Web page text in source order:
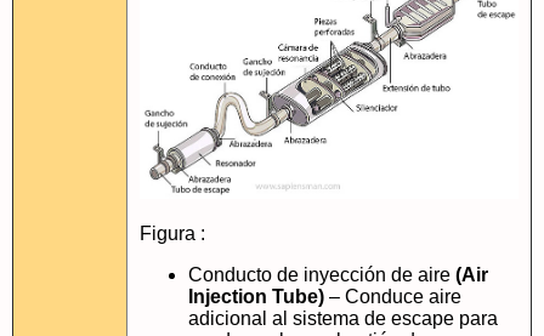
Figura :
Conducto de inyección de aire (Air
Injection Tube) – Conduce aire
adicional al sistema de escape para